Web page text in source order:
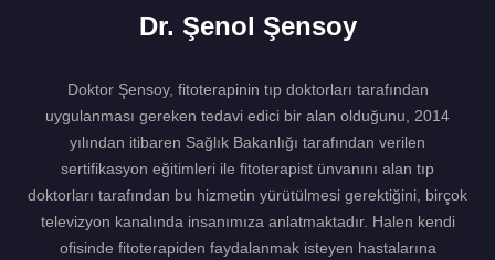
Dr. Şenol Şensoy
Doktor Şensoy, fitoterapinin tıp doktorları tarafından
uygulanması gereken tedavi edici bir alan olduğunu, 2014
yılından itibaren Sağlık Bakanlığı tarafından verilen
sertifikasyon eğitimleri ile fitoterapist ünvanını alan tıp
doktorları tarafından bu hizmetin yürütülmesi gerektiğini, birçok
televizyon kanalında insanımıza anlatmaktadır. Halen kendi
ofisinde fitoterapiden faydalanmak isteyen hastalarına